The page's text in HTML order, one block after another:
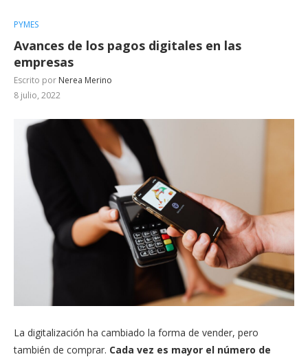
PYMES
Avances de los pagos digitales en las
empresas
Escrito por Nerea Merino
8 julio, 2022
La digitalización ha cambiado la forma de vender, pero
también de comprar. Cada vez es mayor el número de